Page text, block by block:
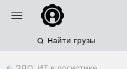
Найти грузы